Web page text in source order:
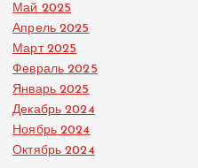
Май 2025
Апрель 2025
Март 2025
Февраль 2025
Январь 2025
Декабрь 2024
Ноябрь 2024
Октябрь 2024